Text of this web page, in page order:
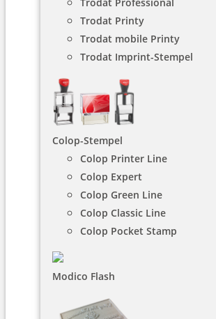
Trodat Printy
Trodat mobile Printy
Trodat Imprint-Stempel
Colop-Stempel
Colop Printer Line
Colop Expert
Colop Green Line
Colop Classic Line
Colop Pocket Stamp
Modico Flash